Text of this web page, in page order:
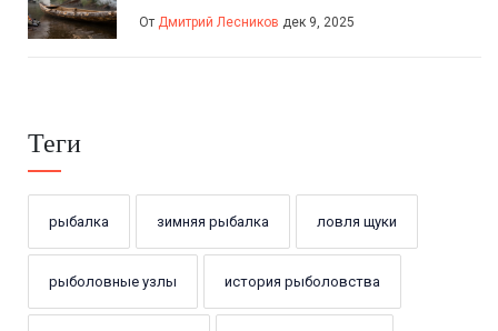
От Дмитрий Лесников дек 9, 2025
Теги
рыбалка зимняя рыбалка ловля щуки
рыболовные узлы история рыболовства